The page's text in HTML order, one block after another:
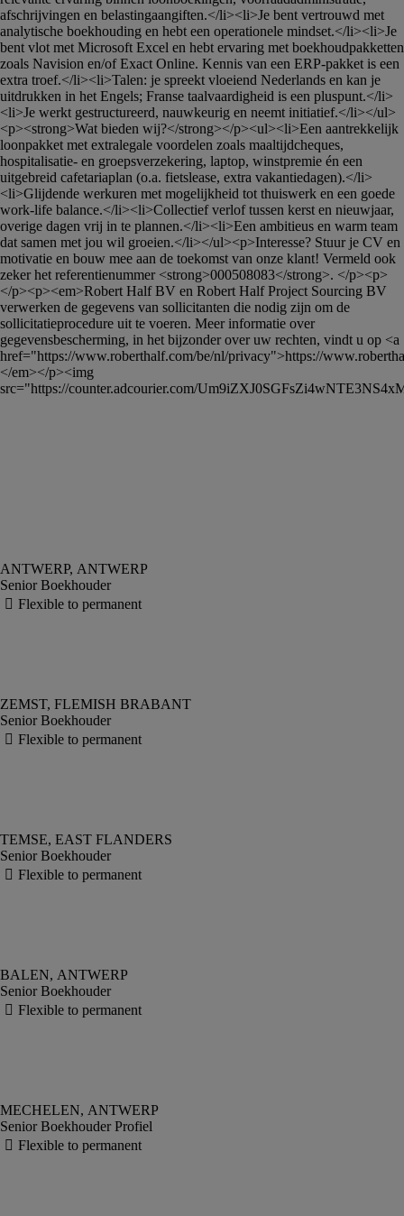
afschrijvingen en belastingaangiften.</li><li>Je bent vertrouwd met
analytische boekhouding en hebt een operationele mindset.</li><li>Je
bent vlot met Microsoft Excel en hebt ervaring met boekhoudpakketten
zoals Navision en/of Exact Online. Kennis van een ERP-pakket is een
extra troef.</li><li>Talen: je spreekt vloeiend Nederlands en kan je
uitdrukken in het Engels; Franse taalvaardigheid is een pluspunt.</li>
<li>Je werkt gestructureerd, nauwkeurig en neemt initiatief.</li></ul>
<p><strong>Wat bieden wij?</strong></p><ul><li>Een aantrekkelijk
loonpakket met extralegale voordelen zoals maaltijdcheques,
hospitalisatie- en groepsverzekering, laptop, winstpremie én een
uitgebreid cafetariaplan (o.a. fietslease, extra vakantiedagen).</li>
<li>Glijdende werkuren met mogelijkheid tot thuiswerk en een goede
work-life balance.</li><li>Collectief verlof tussen kerst en nieuwjaar,
overige dagen vrij in te plannen.</li><li>Een ambitieus en warm team
dat samen met jou wil groeien.</li></ul><p>Interesse? Stuur je CV en
motivatie en bouw mee aan de toekomst van onze klant! Vermeld ook
zeker het referentienummer <strong>000508083</strong>. </p><p>
</p><p><em>Robert Half BV en Robert Half Project Sourcing BV
verwerken de gegevens van sollicitanten die nodig zijn om de
sollicitatieprocedure uit te voeren. Meer informatie over
gegevensbescherming, in het bijzonder over uw rechten, vindt u op <a
href="https://www.roberthalf.com/be/nl/privacy">https://
</em></p><img
src="https://counter.adcourier.com/
Senior Boekhouder
Senior Boekhouder
Senior Boekhouder
Senior Boekhouder
Senior Boekhouder Profiel